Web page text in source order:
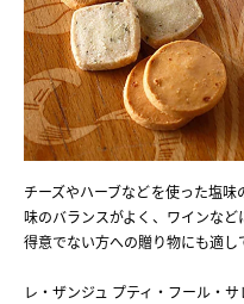
チーズやハーブなどを使った塩
味のバランスがよく、ワインな
得意でない方への贈り物にも適し
レ・ザンジュ プティ・フール・